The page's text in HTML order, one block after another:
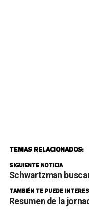
TEMAS RELACIONADOS:
SIGUIENTE NOTICIA
Schwartzman
TAMBIÉN TE PUEDE
Resumen de la